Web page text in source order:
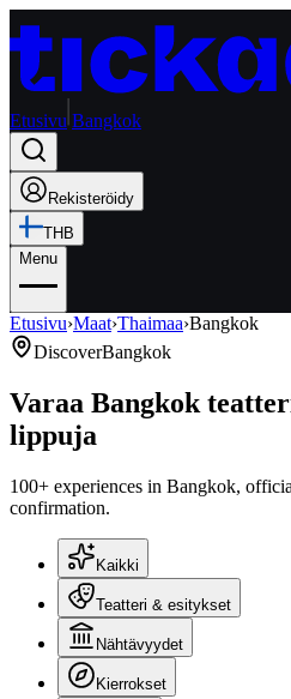
Etusivu Bangkok
Rekisteröidy
THB
Menu
Etusivu›Maat›Thaimaa›Bangkok
DiscoverBangkok
Varaa Bangkok
lippuja
100+ experiences in Bangkok,
confirmation.
Kaikki
Teatteri & esitykset
Nähtävyydet
Kierrokset